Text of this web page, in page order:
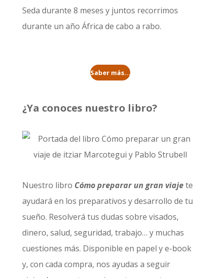
Seda durante 8 meses y juntos recorrimos
durante un año África de cabo a rabo.
Saber más...
¿Ya conoces nuestro libro?
Nuestro libro Cómo preparar un gran viajete
ayudará en los preparativos y desarrollo de tu
sueño. Resolverá tus dudas sobre visados,
dinero, salud, seguridad, trabajo… y muchas
cuestiones más. Disponible en papel y e-book
y, con cada compra, nos ayudas a seguir